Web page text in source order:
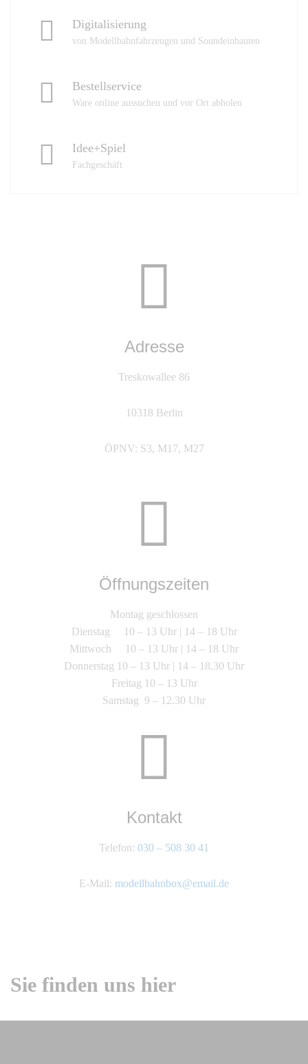
Digitalisierung
von Modellbahnfahrzeugen und Soundeinbauten
Bestellservice
Ware online aussuchen und vor Ort abholen
Idee+Spiel
Fachgeschäft
Adresse
Treskowallee 86
10318 Berlin
ÖPNV: S3, M17, M27
Öffnungszeiten
Montag geschlossen
Dienstag 10 – 13 Uhr | 14 – 18 Uhr
Mittwoch 10 – 13 Uhr | 14 – 18 Uhr
Donnerstag 10 – 13 Uhr | 14 – 18.30 Uhr
Freitag 10 – 13 Uhr
Samstag 9 – 12.30 Uhr
Kontakt
Telefon: 030 – 508 30 41
E-Mail: modellbahnbox@email.de
Sie finden uns hier